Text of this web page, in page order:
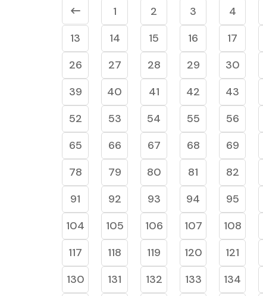
1 2 3 4
13
14 15 16 17
26
27 28 29 30
39
40 41 42 43
52
53 54 55 56
65
66 67 68 69
78
79 80 81 82
91
92 93 94 95
104
105 106 107 108
117
118 119 120 121
130
131 132 133 134